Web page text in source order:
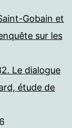
Gobain et
sur les
Le dialogue
étude de